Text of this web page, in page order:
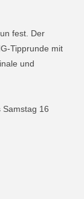
fest. Der
Tipprunde mit
und
Samstag 16